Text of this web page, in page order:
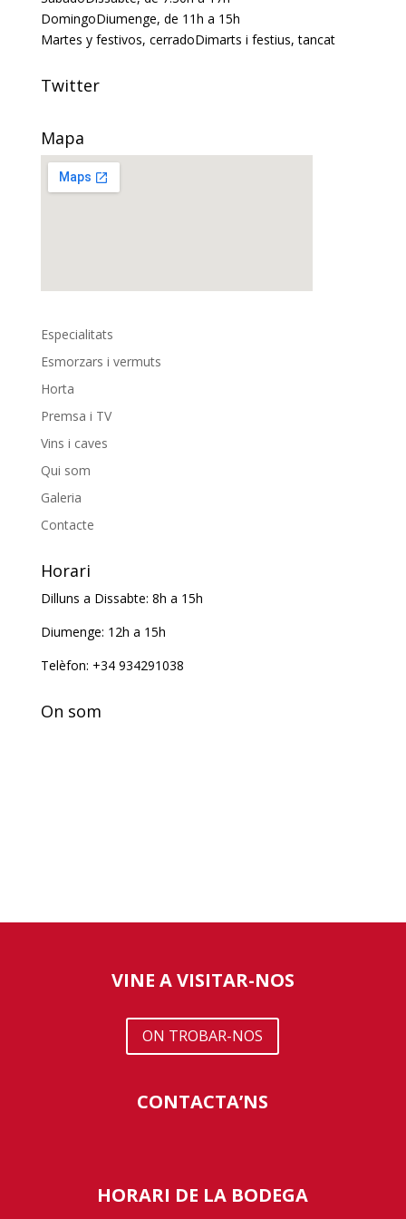
DomingoDiumenge, de 11h a 15h
Martes y festivos, cerradoDimarts i festius, tancat
Twitter
Mapa
Especialitats
Esmorzars i vermuts
Horta
Premsa i TV
Vins i caves
Qui som
Galeria
Contacte
Horari
Dilluns a Dissabte: 8h a 15h
Diumenge: 12h a 15h
Telèfon: +34 934291038
On som
VINE A VISITAR-NOS
ON TROBAR-NOS
CONTACTA’NS
HORARI DE LA BODEGA